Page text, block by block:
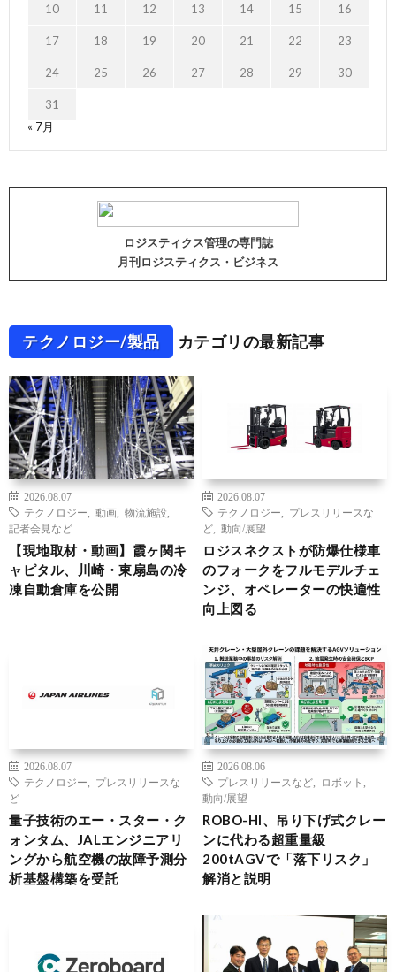
10 11 12 13 14 15 16
17 18 19 20 21 22 23
24 25 26 27 28 29 30
31
« 7月
ロジスティクス管理の専門誌
月刊ロジスティクス・ビジネス
テクノロジー/製品 カテゴリの最新記事
2026.08.07
テクノロジー
動画 物流施設
記者会見など
【現地取材・動画】霞ヶ関キ
ャピタル、川崎・東扇島の冷
凍自動倉庫を公開
2026.08.07
テクノロジー
プレスリリースな
ど
動向/展望
ロジスネクストが防爆仕様車
のフォークをフルモデルチェ
ンジ、オペレーターの快適性
向上図る
2026.08.07
テクノロジー
プレスリリースな
ど
量子技術のエー・スター・ク
ォンタム、JALエンジニアリ
ングから航空機の故障予測分
析基盤構築を受託
2026.08.06
プレスリリースなど
ロボット
動向/展望
ROBO-HI、吊り下げ式クレー
ンに代わる超重量級
200tAGVで「落下リスク」
解消と説明